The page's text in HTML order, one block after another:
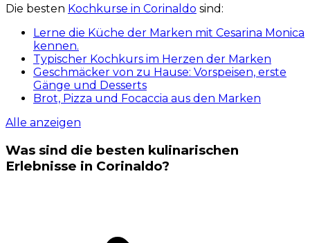
Die besten Kochkurse in Corinaldo sind:
Lerne die Küche der Marken mit Cesarina Monica
kennen.
Typischer Kochkurs im Herzen der Marken
Geschmäcker von zu Hause: Vorspeisen, erste
Gänge und Desserts
Brot, Pizza und Focaccia aus den Marken
Alle anzeigen
Was sind die besten kulinarischen
Erlebnisse in Corinaldo?